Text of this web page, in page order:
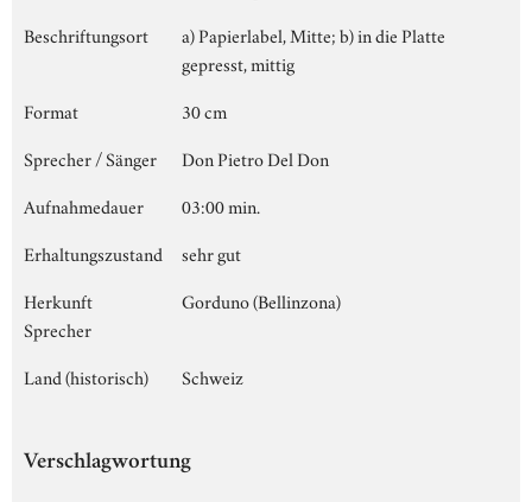
Beschriftungsort
a) Papierlabel, Mitte; b) in die Platte
gepresst, mittig
Format
30 cm
Sprecher / Sänger
Don Pietro Del Don
Aufnahmedauer
03:00 min.
Erhaltungszustand
sehr gut
Herkunft
Sprecher
Gorduno (Bellinzona)
Land (historisch) Schweiz
Verschlagwortung